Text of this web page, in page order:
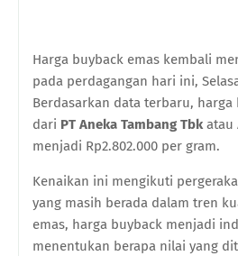
Harga buyback emas kembali
pada perdagangan hari ini,
Berdasarkan data terbaru,
dari PT Aneka Tambang Tbk atau
menjadi Rp2.802.000 per gram.
Kenaikan ini mengikuti
yang masih berada dalam tren
emas, harga buyback menjadi
menentukan berapa nilai yang